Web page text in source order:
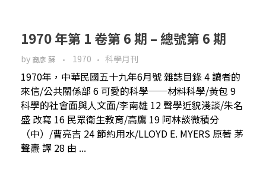
1970 年第 1 卷第 6 期 – 總號第 6 期
by 裔彥 蘇 1970 科學月刊
1970年，中華民國五十九年6月號 雜誌目錄 4 讀者的
來信/公共關係部 6 可愛的科學──材料科學/黃包 9
科學的社會面與人文面/李南雄 12 聲學近貌淺談/朱名
盛 改寫 16 民眾衛生教育/高鷹 19 阿林談微積分
（中）/曹亮吉 24 節約用水/LLOYD E. MYERS 原著 茅
聲燾 譯 28 由 ...